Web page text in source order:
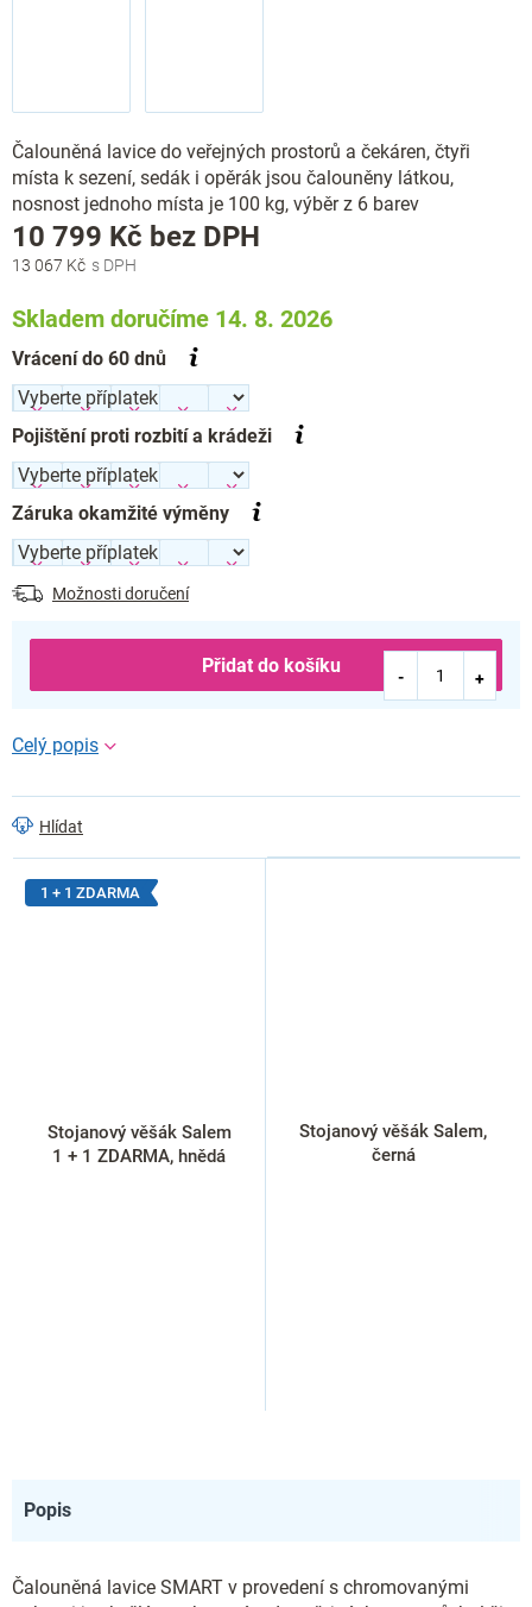
Čalouněná lavice do veřejných prostorů a čekáren, čtyři
místa k sezení, sedák i opěrák jsou čalouněny látkou,
nosnost jednoho místa je 100 kg, výběr z 6 barev
13 067 Kč
10 799 Kč bez DPH
Skladem doručíme 14. 8. 2026
Vrácení do 60 dnů
Pojištění proti rozbití a krádeži
Záruka okamžité výměny
Možnosti doručení
Přidat do košíku
Hlídat
1 + 1 ZDARMA
Stojanový věšák Salem
1 + 1 ZDARMA, hnědá
Stojanový věšák Salem,
černá
Popis
Čalouněná lavice SMART v provedení s chromovanými